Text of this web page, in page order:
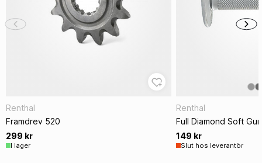
Renthal
Framdrev 520
299 kr
I lager
Renthal
Full Diamond Soft
149 kr
Slut hos leverantör